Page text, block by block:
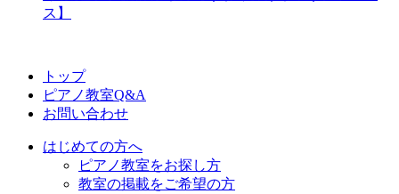
ス】
トップ
ピアノ教室Q&A
お問い合わせ
はじめての方へ
ピアノ教室をお探し方
教室の掲載をご希望の方